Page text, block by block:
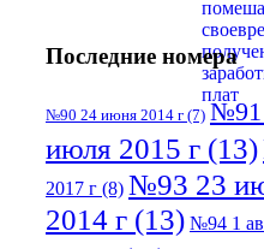
Последние номера
№90 24 июня 2014 г (7) №91
июля 2015 г (13)
2017 г (8) №93 23
2014 г (13) №94 1